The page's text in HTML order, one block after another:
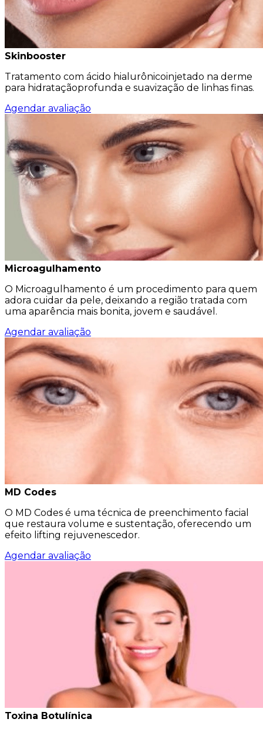
Skinbooster
Tratamento com ácido hialurônicoinjetado na derme
para hidrataçãoprofunda e suavização de linhas finas.
Agendar avaliação
Microagulhamento
O Microagulhamento é um procedimento para quem
adora cuidar da pele, deixando a região tratada com
uma aparência mais bonita, jovem e saudável.
Agendar avaliação
MD Codes
O MD Codes é uma técnica de preenchimento facial
que restaura volume e sustentação, oferecendo um
efeito lifting rejuvenescedor.
Agendar avaliação
Toxina Botulínica